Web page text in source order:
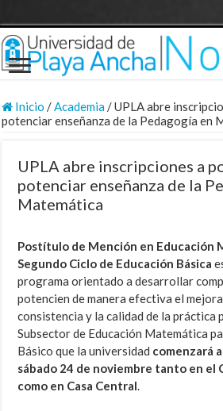
Inicio /Academia/UPLA abre
potenciar enseñanza de la Pedagogía en
UPLA abre inscripciones a
potenciar enseñanza de la
Matemática
Postítulo de Mención en Educación
Segundo Ciclo de Educación Básica
programa orientado a desarrollar
potencien de manera efectiva el
consistencia y la calidad de la práctica
Subsector de Educación Matemática
Básico que la universidad comenzará
sábado 24 de noviembre tanto en el
como en Casa Central.